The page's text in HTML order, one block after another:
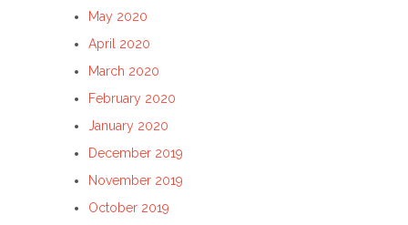
May 2020
April 2020
March 2020
February 2020
January 2020
December 2019
November 2019
October 2019